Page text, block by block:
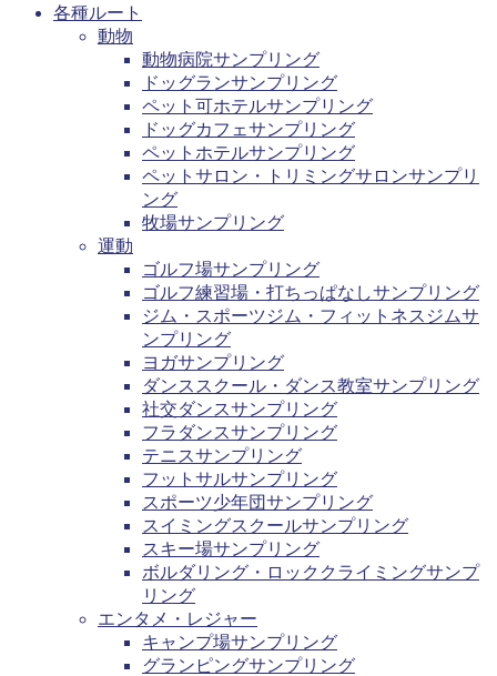
各種ルート
動物
動物病院サンプリング
ドッグランサンプリング
ペット可ホテルサンプリング
ドッグカフェサンプリング
ペットホテルサンプリング
ペットサロン・トリミングサロンサンプリ
ング
牧場サンプリング
運動
ゴルフ場サンプリング
ゴルフ練習場・打ちっぱなしサンプリング
ジム・スポーツジム・フィットネスジムサ
ンプリング
ヨガサンプリング
ダンススクール・ダンス教室サンプリング
社交ダンスサンプリング
フラダンスサンプリング
テニスサンプリング
フットサルサンプリング
スポーツ少年団サンプリング
スイミングスクールサンプリング
スキー場サンプリング
ボルダリング・ロッククライミングサンプ
リング
エンタメ・レジャー
キャンプ場サンプリング
グランピングサンプリング